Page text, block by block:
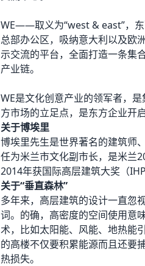
WE——取义为“west & east”，
总部办公区，吸纳意大利以及欧
示交流的平台，全面打造一条集
产业链。
WE是文化创意产业的领军者，
方市场的立足点，是东方企业开
关于博埃里
博埃里先生是世界著名的建筑师
任为米兰市文化副市长，是米兰
2014年获国际高层建筑大奖（IHP
关于“垂直森林”
多年来，高层建筑的设计一直忽
词。的确，高密度的空间使用意
术，比如太阳能、风能、地热能
的高楼不仅要积累能源而且还要
热损失。